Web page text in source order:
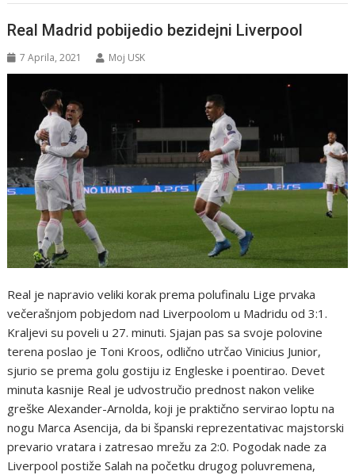
Real Madrid pobijedio bezidejni Liverpool
7 Aprila, 2021 Moj USK
Real je napravio veliki korak prema polufinalu Lige prvaka
večerašnjom pobjedom nad Liverpoolom u Madridu od 3:1.
Kraljevi su poveli u 27. minuti. Sjajan pas sa svoje polovine
terena poslao je Toni Kroos, odlično utrčao Vinicius Junior,
sjurio se prema golu gostiju iz Engleske i poentirao. Devet
minuta kasnije Real je udvostručio prednost nakon velike
greške Alexander-Arnolda, koji je praktično servirao loptu na
nogu Marca Asencija, da bi španski reprezentativac majstorski
prevario vratara i zatresao mrežu za 2:0. Pogodak nade za
Liverpool postiže Salah na početku drugog poluvremena,